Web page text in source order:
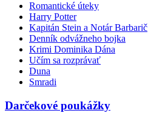
Romantické úteky
Harry Potter
Kapitán Stein a Notár Barbarič
Denník odvážneho bojka
Krimi Dominika Dána
Učím sa rozprávať
Duna
Smradi
Darčekové poukážky